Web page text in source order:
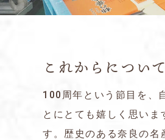
これからについ
100周年という節目を、
とにとても嬉しく思いま
す。歴史のある奈良の名